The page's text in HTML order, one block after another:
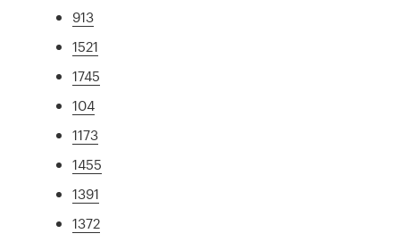
913
1521
1745
104
1173
1455
1391
1372